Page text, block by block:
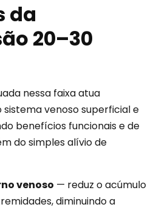
da
20–30
nessa faixa atua
venoso superficial e
benefícios funcionais e de
do simples alívio de
venoso — reduz o acúmulo
diminuindo a